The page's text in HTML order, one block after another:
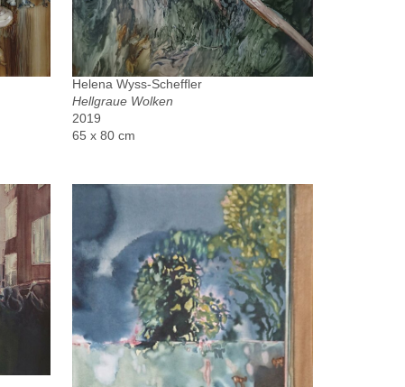
Helena Wyss-Scheffler
Hellgraue Wolken
2019
65 x 80 cm